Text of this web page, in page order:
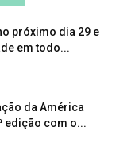
próximo dia 29 e
em todo...
da América
edição com o...